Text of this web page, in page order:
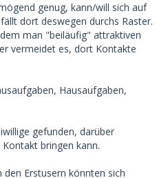
genug, kann/will sich auf
dort deswegen durchs Raster.
man "beiläufig" attraktiven
vermeidet es, dort Kontakte
Hausaufgaben,
gefunden, darüber
bringen kann.
den Erstusern könnten sich